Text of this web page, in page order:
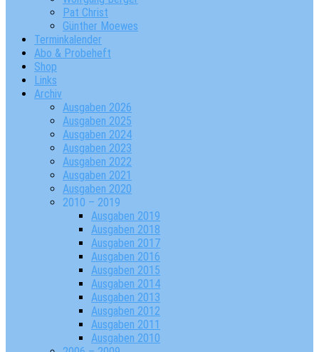
Pat Christ
Günther Moewes
Terminkalender
Abo & Probeheft
Shop
Links
Archiv
Ausgaben 2026
Ausgaben 2025
Ausgaben 2024
Ausgaben 2023
Ausgaben 2022
Ausgaben 2021
Ausgaben 2020
2010 – 2019
Ausgaben 2019
Ausgaben 2018
Ausgaben 2017
Ausgaben 2016
Ausgaben 2015
Ausgaben 2014
Ausgaben 2013
Ausgaben 2012
Ausgaben 2011
Ausgaben 2010